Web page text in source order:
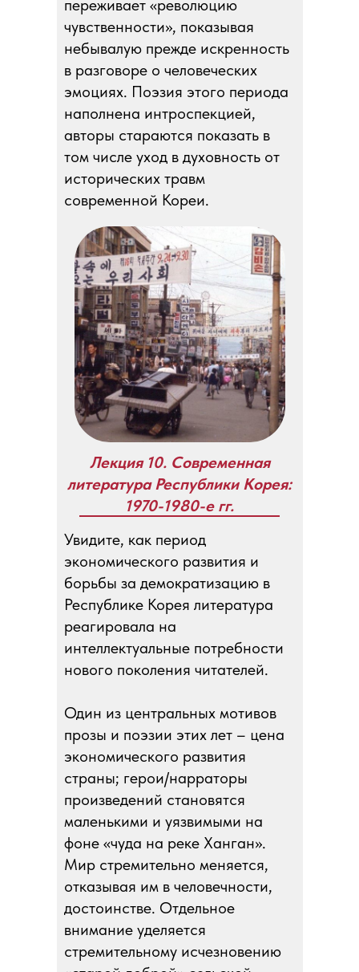
Лекция 10. Современная
литература Республики Корея:
1970-1980-е гг.
переживает «революцию
чувственности», показывая
небывалую прежде искренность
в разговоре о человеческих
эмоциях. Поэзия этого периода
наполнена интроспекцией,
авторы стараются показать в
том числе уход в духовность от
исторических травм
современной Кореи.
Увидите, как период
экономического развития и
борьбы за демократизацию в
Республике Корея литература
реагировала на
интеллектуальные потребности
нового поколения читателей.
Один из центральных мотивов
прозы и поэзии этих лет – цена
экономического развития
страны; герои/нарраторы
произведений становятся
маленькими и уязвимыми на
фоне «чуда на реке Ханган».
Мир стремительно меняется,
отказывая им в человечности,
достоинстве. Отдельное
внимание уделяется
стремительному исчезновению